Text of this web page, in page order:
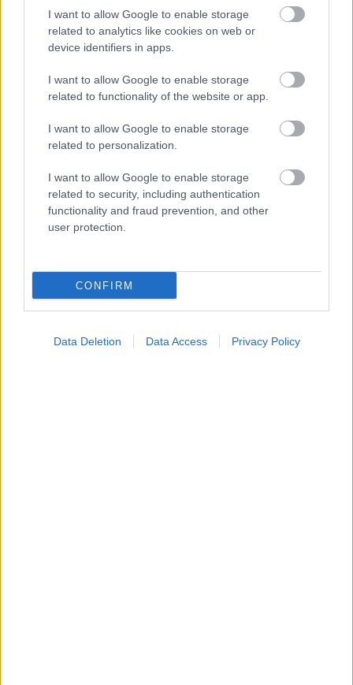
I want to allow Google to enable storage
related to analytics like cookies on web or
device identifiers in apps.
I want to allow Google to enable storage
related to functionality of the website or app.
I want to allow Google to enable storage
related to personalization.
I want to allow Google to enable storage
related to security, including authentication
functionality and fraud prevention, and other
user protection.
CONFIRM
Data Deletion Data Access Privacy Policy
ΣΗΜΕΡΑ ΣΤΟ IATRONET.GR